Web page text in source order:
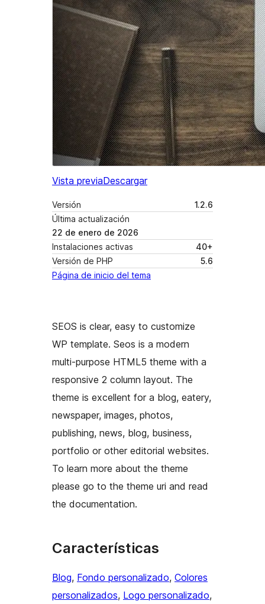
Vista previaDescargar
Versión
1.2.6
Última actualización
22 de enero de 2026
Instalaciones activas
40+
Versión de PHP
5.6
Página de inicio del tema
SEOS is clear, easy to customize
WP template. Seos is a modern
multi-purpose HTML5 theme with a
responsive 2 column layout. The
theme is excellent for a blog, eatery,
newspaper, images, photos,
publishing, news, blog, business,
portfolio or other editorial websites.
To learn more about the theme
please go to the theme uri and read
the documentation.
Características
Blog, Fondo personalizado, Colores
personalizados, Logo personalizado